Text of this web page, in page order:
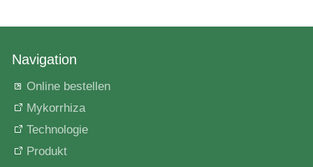
Navigation
Online bestellen
Mykorrhiza
Technologie
Produkt